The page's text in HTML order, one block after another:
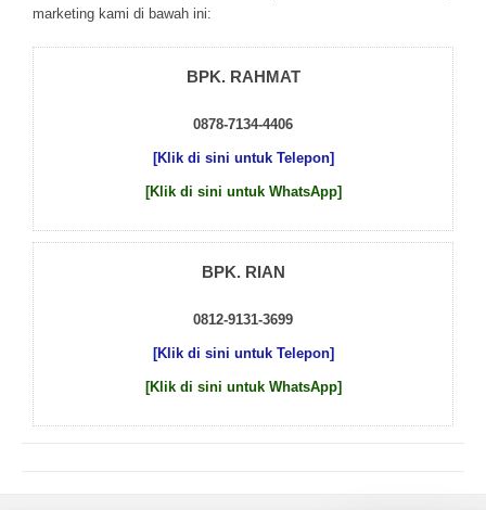
mаrkеtіng kаmі dі bаwаh іnі:
BPK. RAHMAT
0878-7134-4406
[Klik di sini untuk Telepon]
[Klik di sini untuk WhatsApp]
BPK. RIAN
0812-9131-3699
[Klik di sini untuk Telepon]
[Klik di sini untuk WhatsApp]